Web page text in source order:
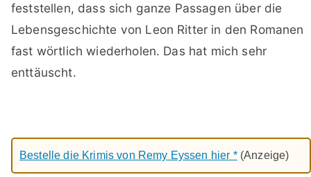
feststellen, dass sich ganze Passagen über die
Lebensgeschichte von Leon Ritter in den Romanen
fast wörtlich wiederholen. Das hat mich sehr
enttäuscht.
Bestelle die Krimis von Remy Eyssen hier *(Anzeige)